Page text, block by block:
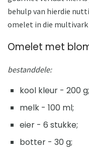
behulp van hierdie
omelet in die multivark
Omelet met
bestanddele:
kool kleur - 200 g;
melk - 100 ml;
eier - 6 stukke;
botter - 30 g;